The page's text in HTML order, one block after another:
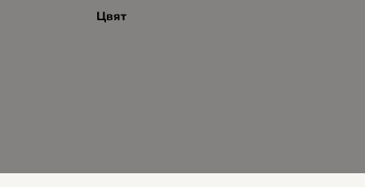
Цвят